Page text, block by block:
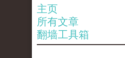
主页
所有文章
翻墙工具箱